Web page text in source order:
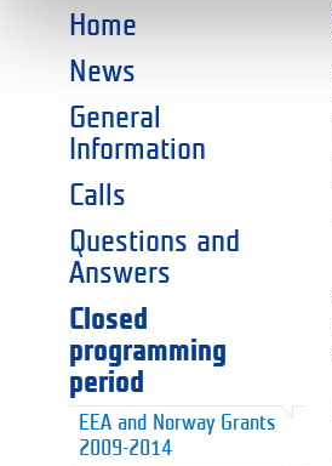
Home
News
General
Information
Calls
Questions and
Answers
Closed
programming
period
EEA and Norway Grants
2009-2014